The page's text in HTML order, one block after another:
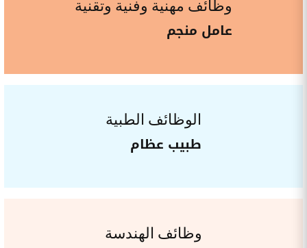
وظائف مهنية وفنية وتقنية
عامل منجم
الوظائف الطبية
طبيب عظام
وظائف الهندسة